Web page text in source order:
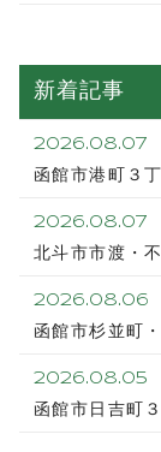
新着記事
2026.08.07
函館市港町３
2026.08.07
北斗市市渡・
2026.08.06
函館市杉並町
2026.08.05
函館市日吉町